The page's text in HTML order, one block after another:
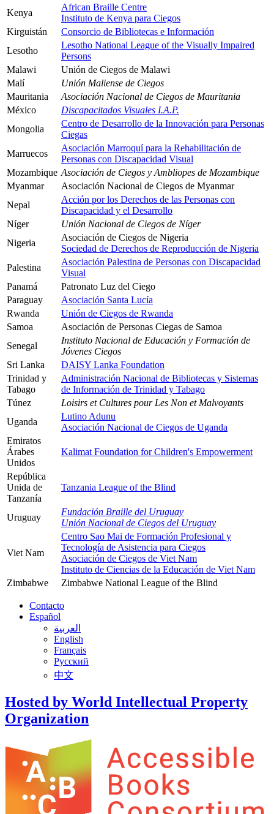
Kenya
African Braille Centre
Instituto de Kenya para Ciegos
Kirguistán
Consorcio de Bibliotecas e Información
Lesotho
Lesotho National League of the Visually Impaired
Persons
Malawi
Unión de Ciegos de Malawi
Malí
Unión Maliense de Ciegos
Mauritania
Asociación Nacional de Ciegos de Mauritania
México
Discapacitados Visuales I.A.P.
Mongolia
Centro de Desarrollo de la Innovación para Personas
Ciegas
Marruecos
Asociación Marroquí para la Rehabilitación de
Personas con Discapacidad Visual
Mozambique Asociación de Ciegos y Ambliopes de Mozambique
Myanmar
Asociación Nacional de Ciegos de Myanmar
Nepal
Acción por los Derechos de las Personas con
Discapacidad y el Desarrollo
Níger
Unión Nacional de Ciegos de Níger
Nigeria
Asociación de Ciegos de Nigeria
Sociedad de Derechos de Reproducción de Nigeria
Palestina
Asociación Palestina de Personas con Discapacidad
Visual
Panamá
Patronato Luz del Ciego
Paraguay
Asociación Santa Lucía
Rwanda
Unión de Ciegos de Rwanda
Samoa
Asociación de Personas Ciegas de Samoa
Senegal
Instituto Nacional de Educación y Formación de
Jóvenes Ciegos
Sri Lanka
DAISY Lanka Foundation
Trinidad y
Tabago
Administración Nacional de Bibliotecas y Sistemas
de Información de Trinidad y Tabago
Túnez
Loisirs et Cultures pour Les Non et Malvoyants
Uganda
Lutino Adunu
Asociación Nacional de Ciegos de Uganda
Emiratos
Árabes
Unidos
Kalimat Foundation for Children's Empowerment
República
Unida de
Tanzanía
Tanzania League of the Blind
Uruguay
Fundación Braille del Uruguay
Unión Nacional de Ciegos del Uruguay
Viet Nam
Centro Sao Mai de Formación Profesional y
Tecnología de Asistencia para Ciegos
Asociación de Ciegos de Viet Nam
Instituto de Ciencias de la Educación de Viet Nam
Zimbabwe
Zimbabwe National League of the Blind
Contacto
Español
العربية
English
Français
Русский
中文
Hosted by World Intellectual Property
Organization